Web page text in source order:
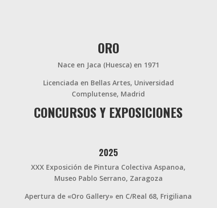
ORO
Nace en Jaca (Huesca) en 1971
Licenciada en Bellas Artes, Universidad
Complutense, Madrid
CONCURSOS Y EXPOSICIONES
2025
XXX Exposición de Pintura Colectiva Aspanoa,
Museo Pablo Serrano, Zaragoza
Apertura de «Oro Gallery» en C/Real 68, Frigiliana